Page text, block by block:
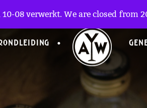
08 verwerkt. We are closed from